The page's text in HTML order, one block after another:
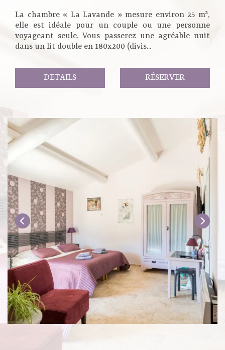
La chambre « La Lavande » mesure environ 25 m²,
elle est idéale pour un couple ou une personne
voyageant seule. Vous passerez une agréable nuit
dans un lit double en 180x200 (divis...
DETAILS RÉSERVER